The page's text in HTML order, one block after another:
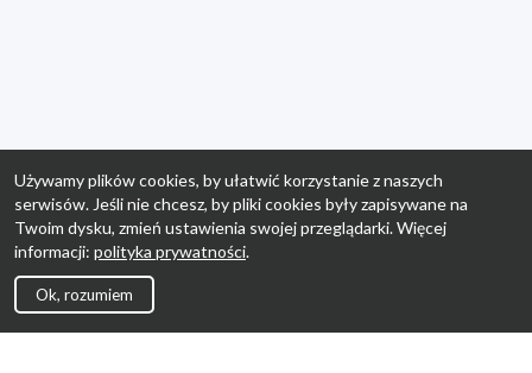
Używamy plików cookies, by ułatwić korzystanie z naszych
serwisów. Jeśli nie chcesz, by pliki cookies były zapisywane na
Twoim dysku, zmień ustawienia swojej przeglądarki. Więcej
informacji: polityka prywatności.
Ok, rozumiem